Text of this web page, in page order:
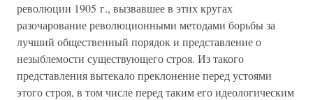
революции 1905 г., вызвавшее в этих кругах
разочарование революционными методами борьбы за
лучший общественный порядок и представление о
незыблемости существующего строя. Из такого
представления вытекало преклонение перед устоями
этого строя, в том числе перед таким его идеологическим